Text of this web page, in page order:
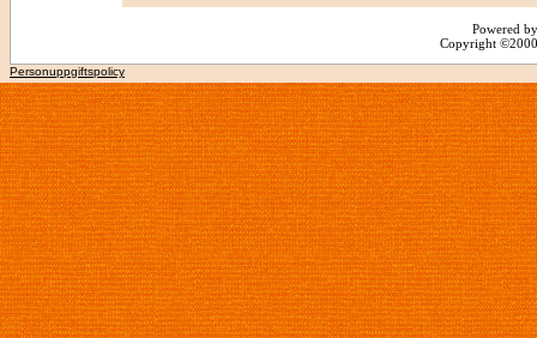
Powered
Copyright
Personuppgiftspolicy